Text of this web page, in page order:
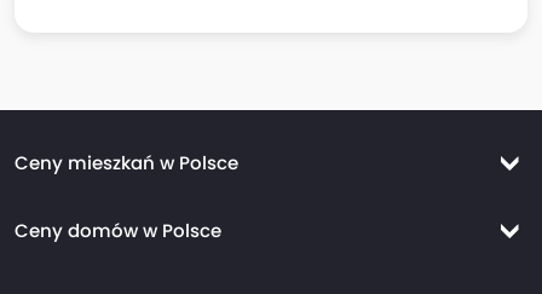
Ceny mieszkań w Polsce
Ceny mieszkań Kraków
Ceny domów w Polsce